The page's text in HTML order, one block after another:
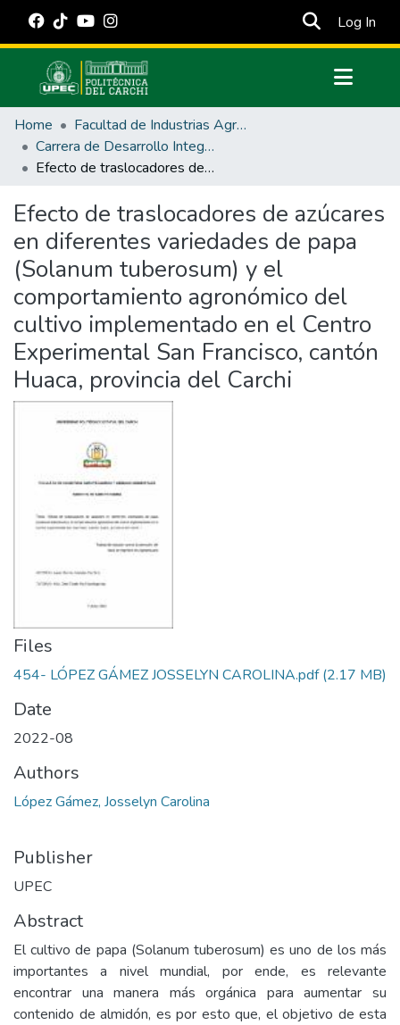
Log In
Communities & Collections
All of DSpace
Statistics
Estadísticas Externas
Manuales
Home
Facultad de Industrias Agropecuarias y Ciencias Ambientales
Carrera de Desarrollo Integral Agropecuario
Efecto de traslocadores de azúcares en diferentes variedades de papa (Solanum tuberosum) y el comportamiento agronómico del cultivo implementado en el Centro Experimental San Francisco, cantón Huaca, provincia del Carchi
Efecto de traslocadores de azúcares
en diferentes variedades de papa
(Solanum tuberosum) y el
comportamiento agronómico del
cultivo implementado en el Centro
Experimental San Francisco, cantón
Huaca, provincia del Carchi
Files
454- LÓPEZ GÁMEZ JOSSELYN CAROLINA.pdf(2.17 MB)
Date
2022-08
Authors
López Gámez, Josselyn Carolina
Publisher
UPEC
Abstract
El cultivo de papa (Solanum tuberosum) es uno de los más
importantes a nivel mundial, por ende, es relevante
encontrar una manera más orgánica para aumentar su
contenido de almidón, es por esto que, el objetivo de esta